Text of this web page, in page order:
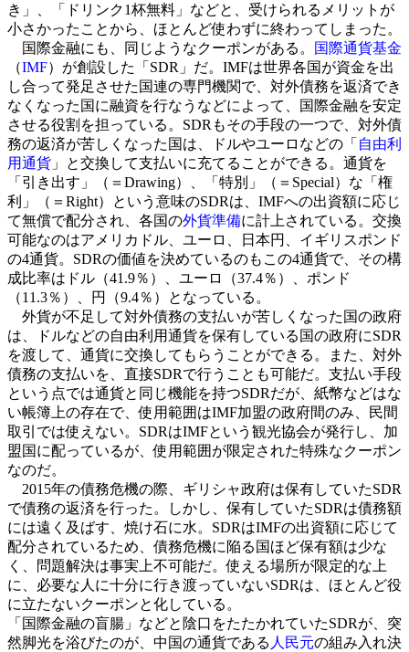
き」、「ドリンク1杯無料」などと、受けられるメリットが
小さかったことから、ほとんど使わずに終わってしまった。
国際金融にも、同じようなクーポンがある。
国際通貨基金
（IMF）が創設した「SDR」だ。IMFは世界各国が資金を出
し合って発足させた国連の専門機関で、対外債務を返済でき
なくなった国に融資を行なうなどによって、国際金融を安定
させる役割を担っている。SDRもその手段の一つで、対外債
務の返済が苦しくなった国は、ドルやユーロなどの「 自由利
用通貨 」と交換して支払いに充てることができる。通貨を
「引き出す」（＝Drawing）、「特別」（＝Special）な「権
利」（＝Right）という意味のSDRは、IMFへの出資額に応じ
て無償で配分され、各国の外貨準備に計上されている。交換
可能なのはアメリカドル、ユーロ、日本円、イギリスポンド
の4通貨。SDRの価値を決めているのもこの4通貨で、その構
成比率はドル（41.9％）、ユーロ（37.4％）、ポンド
（11.3％）、円（9.4％）となっている。
外貨が不足して対外債務の支払いが苦しくなった国の政府
は、ドルなどの自由利用通貨を保有している国の政府にSDR
を渡して、通貨に交換してもらうことができる。また、対外
債務の支払いを、直接SDRで行うことも可能だ。支払い手段
という点では通貨と同じ機能を持つSDRだが、紙幣などはな
い帳簿上の存在で、使用範囲はIMF加盟の政府間のみ、民間
取引では使えない。SDRはIMFという観光協会が発行し、加
盟国に配っているが、使用範囲が限定された特殊なクーポン
なのだ。
2015年の債務危機の際、ギリシャ政府は保有していたSDR
で債務の返済を行った。しかし、保有していたSDRは債務額
には遠く及ばす、焼け石に水。SDRはIMFの出資額に応じて
配分されているため、債務危機に陥る国ほど保有額は少な
く、問題解決は事実上不可能だ。使える場所が限定的な上
に、必要な人に十分に行き渡っていないSDRは、ほとんど役
に立たないクーポンと化している。
「国際金融の盲腸」などと陰口をたたかれていたSDRが、突
然脚光を浴びたのが、中国の通貨である 人民元の組み入れ決